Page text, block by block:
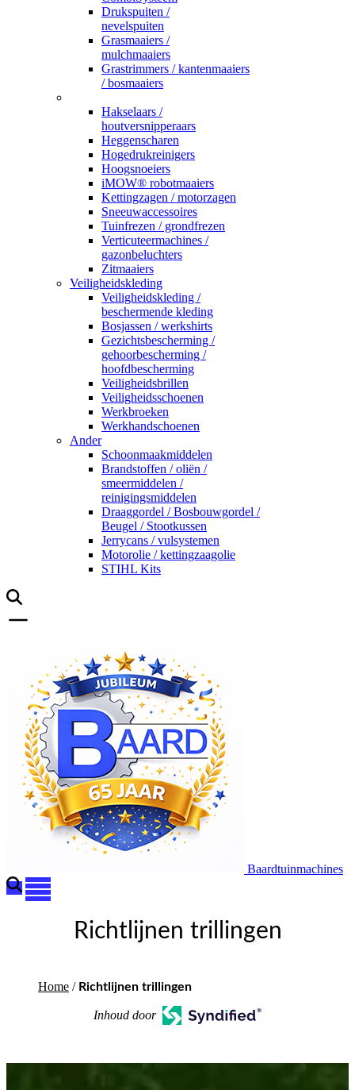
Drukspuiten /
nevelspuiten
Grasmaaiers /
mulchmaaiers
Grastrimmers / kantenmaaiers
/ bosmaaiers
Hakselaars /
houtversnipperaars
Heggenscharen
Hogedrukreinigers
Hoogsnoeiers
iMOW® robotmaaiers
Kettingzagen / motorzagen
Sneeuwaccessoires
Tuinfrezen / grondfrezen
Verticuteermachines /
gazonbeluchters
Zitmaaiers
Veiligheidskleding
Veiligheidskleding /
beschermende kleding
Bosjassen / werkshirts
Gezichtsbescherming /
gehoorbescherming /
hoofdbescherming
Veiligheidsbrillen
Veiligheidsschoenen
Werkbroeken
Werkhandschoenen
Ander
Schoonmaakmiddelen
Brandstoffen / oliën /
smeermiddelen /
reinigingsmiddelen
Draaggordel / Bosbouwgordel /
Beugel / Stootkussen
Jerrycans / vulsystemen
Motorolie / kettingzaagolie
STIHL Kits
Baardtuinmachines
Richtlijnen trillingen
Home / Richtlijnen trillingen
Inhoud door